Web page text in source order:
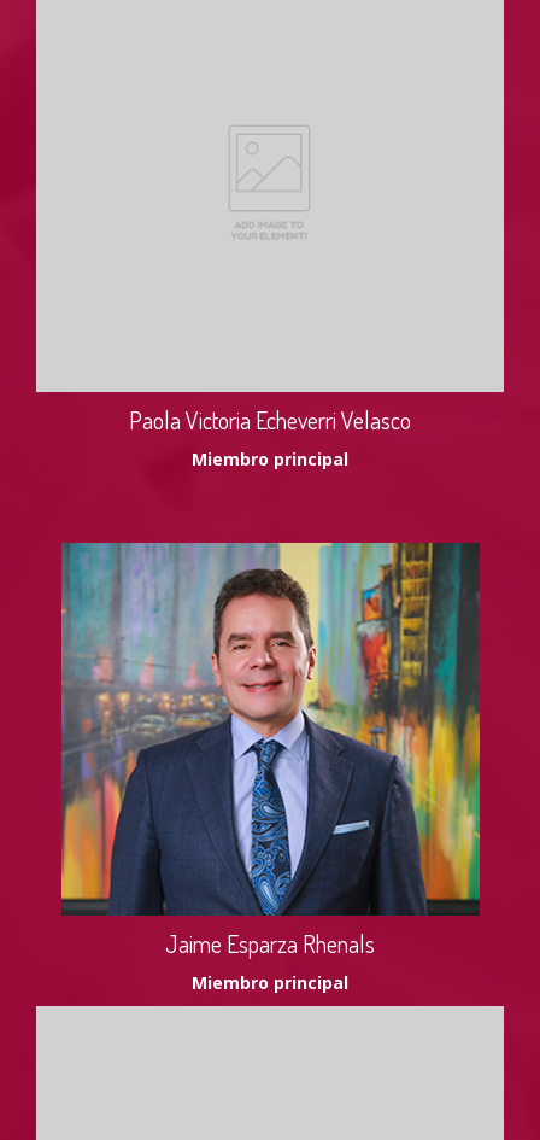
Paola Victoria Echeverri Velasco
Miembro principal
Jaime Esparza Rhenals
Miembro principal